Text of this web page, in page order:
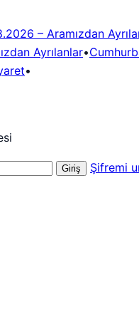
– Aramızdan
Ayrılanlar•
•
Giriş
Şifremi